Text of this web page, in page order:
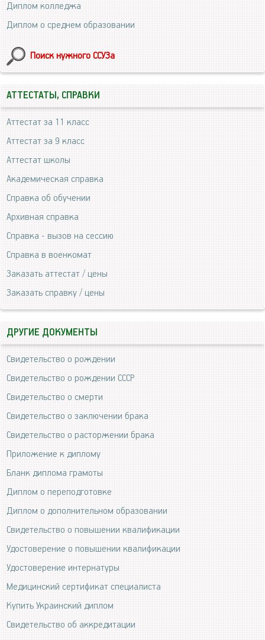
Диплом колледжа
Диплом о среднем образовании
Поиск нужного ССУЗа
АТТЕСТАТЫ, СПРАВКИ
Аттестат за 11 класс
Аттестат за 9 класс
Аттестат школы
Академическая справка
Справка об обучении
Архивная справка
Справка - вызов на сессию
Справка в военкомат
Заказать аттестат / цены
Заказать справку / цены
ДРУГИЕ ДОКУМЕНТЫ
Свидетельство о рождении
Свидетельство о рождении СССР
Свидетельство о смерти
Свидетельство о заключении брака
Свидетельство о расторжении брака
Приложение к диплому
Бланк диплома грамоты
Диплом о переподготовке
Диплом о дополнительном образовании
Свидетельство о повышении квалификации
Удостоверение о повышении квалификации
Удостоверение интернатуры
Медицинский сертификат специалиста
Купить Украинский диплом
Свидетельство об аккредитации